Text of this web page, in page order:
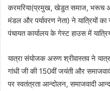
करमरिया(प्रमुख, खेडुत समाज, भरूच और
मंडल और पर्यावरण नेता) ने यात्रियों का
पंचायत कार्यालय के गेस्ट हाउस में
यात्रा संयोजक अरुण श्रीवास्तव ने
गांधी जी की 150वीं जयंती और
पर स्वतंत्रता आन्दोलन, समाजवादी